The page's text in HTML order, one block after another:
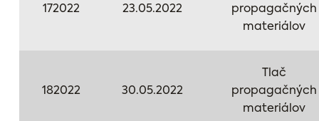
172022 23.05.2022
propagačných
materiálov
182022 30.05.2022
Tlač
propagačných
materiálov